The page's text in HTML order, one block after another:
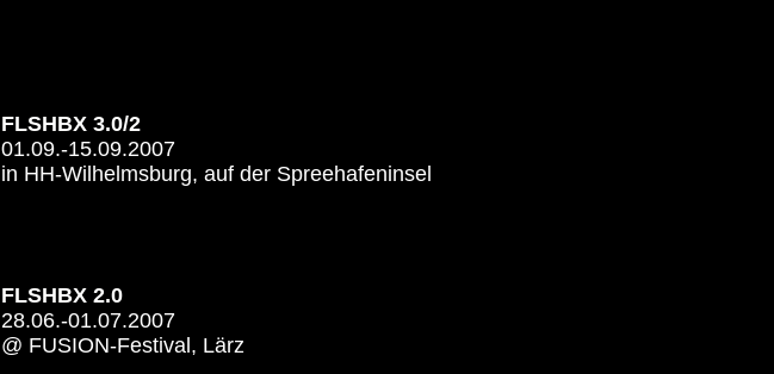
FLSHBX 3.0/2
01.09.-15.09.2007
in HH-Wilhelmsburg, auf der Spreehafeninsel
FLSHBX 2.0
28.06.-01.07.2007
@ FUSION-Festival, Lärz